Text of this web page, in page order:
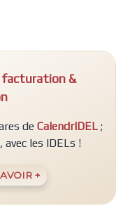
facturation &
de CalendrIDEL ;
les IDELs !
+